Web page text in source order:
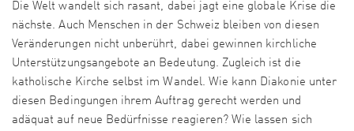
Die Welt wandelt sich rasant, dabei jagt eine globale Krise die
nächste. Auch Menschen in der Schweiz bleiben von diesen
Veränderungen nicht unberührt, dabei gewinnen kirchliche
Unterstützungsangebote an Bedeutung. Zugleich ist die
katholische Kirche selbst im Wandel. Wie kann Diakonie unter
diesen Bedingungen ihrem Auftrag gerecht werden und
adäquat auf neue Bedürfnisse reagieren? Wie lassen sich